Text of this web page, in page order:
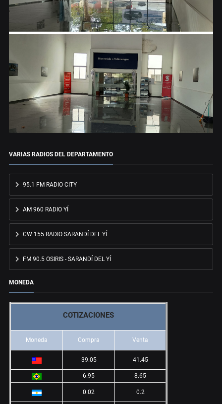
VARIAS RADIOS DEL DEPARTAMENTO
95.1 FM RADIO CITY
AM 960 RADIO YÍ
CW 155 RADIO SARANDÍ DEL YÍ
FM 90.5 OSIRIS - SARANDÍ DEL YÍ
MONEDA
COTIZACIONES
Moneda Compra Venta
39.05 41.45
6.95 8.65
0.02 0.2